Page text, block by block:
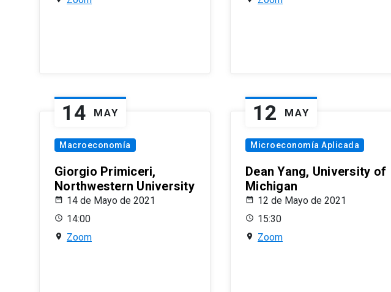
14 MAY
Macroeconomía
Giorgio Primiceri,
Northwestern University
14 de Mayo de 2021
14:00
Zoom
12 MAY
Microeconomía Aplicada
Dean Yang, University of
Michigan
12 de Mayo de 2021
15:30
Zoom